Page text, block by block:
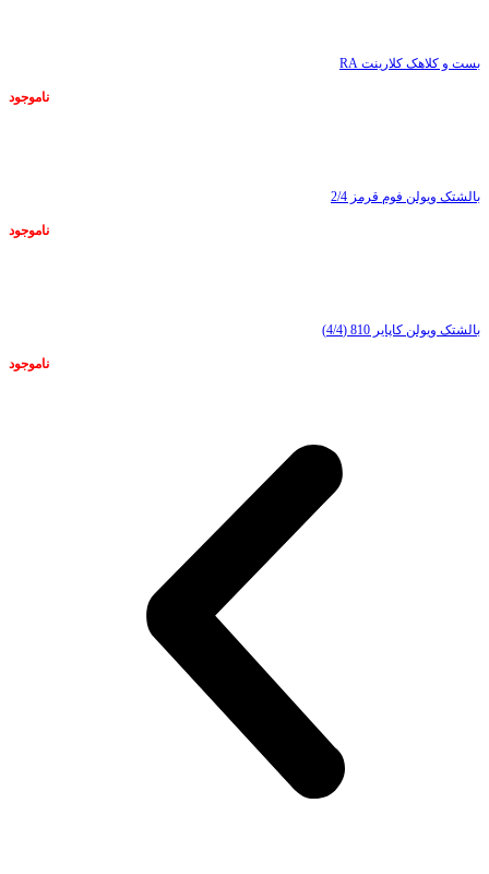
بست و کلاهک کلارینت RA
ناموجود
بالشتک ویولن فوم قرمز 2/4
ناموجود
بالشتک ویولن کاپایر 810 (4/4)
ناموجود